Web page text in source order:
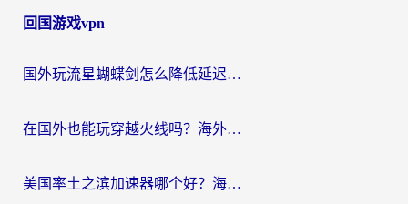
回国游戏vpn
国外玩流星蝴蝶剑怎么降低延迟？海外党必看的加速秘籍（含欧洲鸣潮&彩虹岛优化攻略）
在国外也能玩穿越火线吗？海外玩家国服游戏畅玩终极指南
美国率土之滨加速器哪个好？海外党国服游戏畅玩终极指南（附多游戏解决方案）